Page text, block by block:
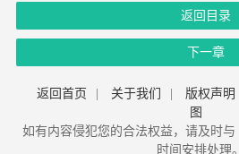
返回目录
下一章
返回首页 关于我们 版权声明
图
如有内容侵犯您的合法权益，请及时与
时间安排处理。